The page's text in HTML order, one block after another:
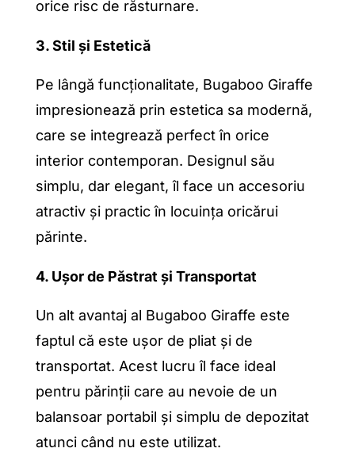
orice risc de răsturnare.
3. Stil și Estetică
Pe lângă funcționalitate, Bugaboo Giraffe
impresionează prin estetica sa modernă,
care se integrează perfect în orice
interior contemporan. Designul său
simplu, dar elegant, îl face un accesoriu
atractiv și practic în locuința oricărui
părinte.
4. Ușor de Păstrat și Transportat
Un alt avantaj al Bugaboo Giraffe este
faptul că este ușor de pliat și de
transportat. Acest lucru îl face ideal
pentru părinții care au nevoie de un
balansoar portabil și simplu de depozitat
atunci când nu este utilizat.